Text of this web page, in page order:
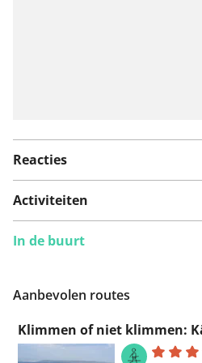
Reacties
Activiteiten
In de buurt
Aanbevolen routes
Klimmen of niet klimmen: